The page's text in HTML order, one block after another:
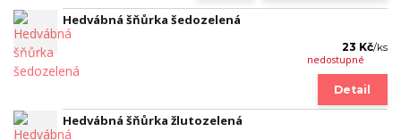
Hedvábná šňůrka šedozelená
23 Kč/ks
nedostupné
Detail
Hedvábná šňůrka žlutozelená